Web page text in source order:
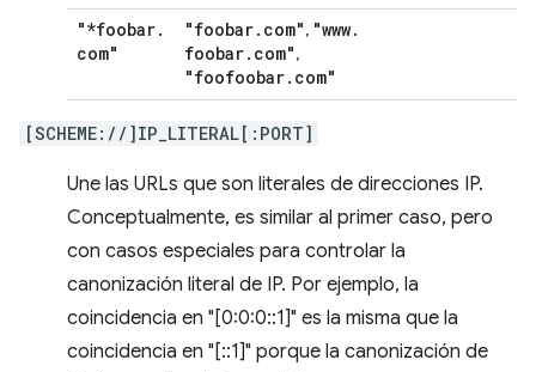
"*foobar.
com"
"foobar. com", "www.
foobar. com",
"foofoobar. com"
[SCHEME://]IP_LITERAL[:PORT]
Une las URLs que son literales de direcciones IP.
Conceptualmente, es similar al primer caso, pero
con casos especiales para controlar la
canonización literal de IP. Por ejemplo, la
coincidencia en "[0:0:0::1]" es la misma que la
coincidencia en "[::1]" porque la canonización de